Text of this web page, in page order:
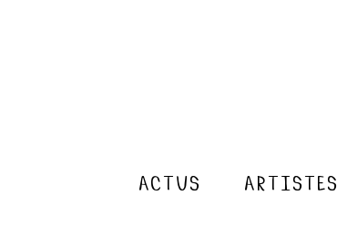
actus artistes